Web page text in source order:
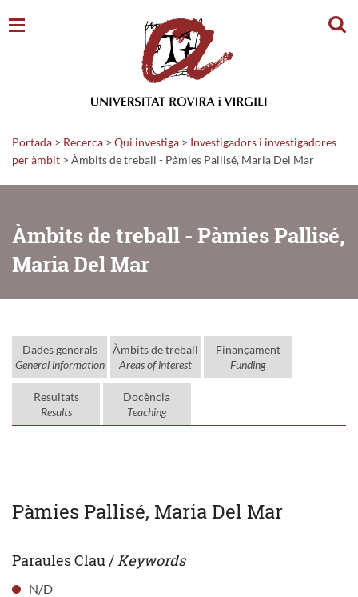
Portada > Recerca > Qui investiga > Investigadors i investigadores
per àmbit > Àmbits de treball - Pàmies Pallisé, Maria Del Mar
Àmbits de treball - Pàmies Pallisé,
Maria Del Mar
Dades generals
General information
Àmbits de treball
Areas of interest
Finançament
Funding
Resultats
Results
Docència
Teaching
Pàmies Pallisé, Maria Del Mar
Paraules Clau / Keywords
N/D